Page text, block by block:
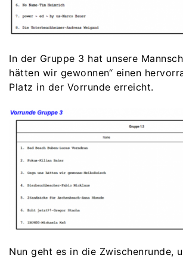
In der Gruppe 3 hat unsere
hätten wir gewonnen“ einen
Platz in der Vorrunde erreicht.
Nun geht es in die Zwischenrunde,